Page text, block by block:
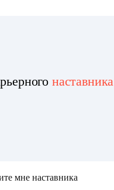
наставника
мне наставника